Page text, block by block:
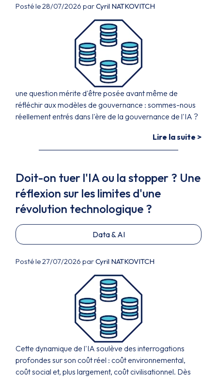
Posté le 28/07/2026 parCyril NATKOVITCH
une question mérite d'être posée avant même de
réfléchir aux modèles de gouvernance : sommes-nous
réellement entrés dans l'ère de la gouvernance de l'IA ?
Lire la suite >
Doit-on tuer l'IA ou la stopper ? Une
réflexion sur les limites d'une
révolution technologique ?
Data & AI
Posté le 27/07/2026 parCyril NATKOVITCH
Cette dynamique de l'IA soulève des interrogations
profondes sur son coût réel : coût environnemental,
coût social et, plus largement, coût civilisationnel. Dès